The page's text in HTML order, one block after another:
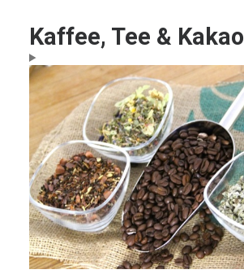
Kaffee, Tee & Kakao